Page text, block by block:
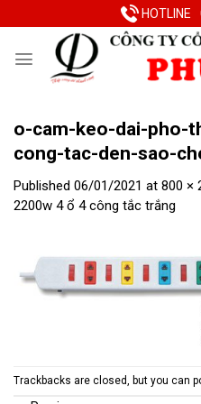
to
HOTLINE
o-cam-keo-dai-pho-
cong-tac-den-sao-
Published 06/01/2021 at 800 ×
2200w 4 ổ 4 công tắc trắng
Trackbacks are closed, but you can